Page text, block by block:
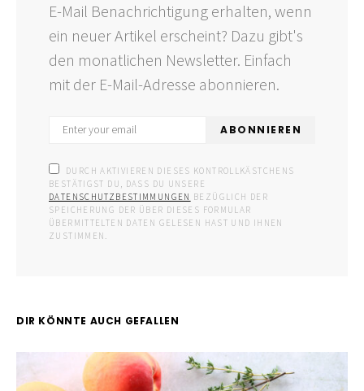
E-Mail Benachrichtigung erhalten, wenn
ein neuer Artikel erscheint? Dazu gibt's
den monatlichen Newsletter. Einfach
mit der E-Mail-Adresse abonnieren.
ABONNIEREN
DURCH AKTIVIEREN DIESES KONTROLLKÄSTCHENS
BESTÄTIGST DU, DASS DU UNSERE
DATENSCHUTZBESTIMMUNGEN BEZÜGLICH DER
SPEICHERUNG DER ÜBER DIESES FORMULAR
ÜBERMITTELTEN DATEN GELESEN HAST UND IHNEN
ZUSTIMMEN.
DIR KÖNNTE AUCH GEFALLEN